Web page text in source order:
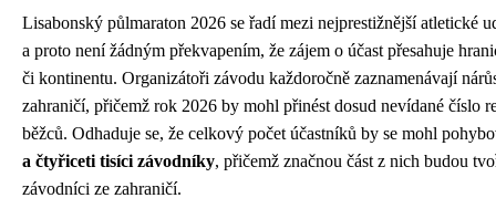
Lisabonský půlmaraton 2026 se řadí mezi nejprestižnější atletické
a proto není žádným překvapením, že zájem o účast přesahuje
či kontinentu. Organizátoři závodu každoročně zaznamenávají
zahraničí, přičemž rok 2026 by mohl přinést dosud nevídané číslo
běžců. Odhaduje se, že celkový počet účastníků by se mohl
a čtyřiceti tisíci závodníky, přičemž značnou část z nich budou
závodníci ze zahraničí.